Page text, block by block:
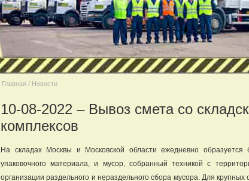
Главная / Новости
10-08-2022 – Вывоз смета со
комплексов
На складах Москвы и Московской области ежедневно
упаковочного материала, и мусор, собранный техникой с
организации раздельного и нераздельного сбора мусора. Для